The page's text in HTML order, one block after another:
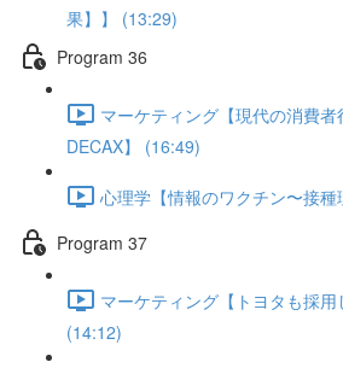
果】】 (13:29)
Program 36
マーケティング【現代の消費
DECAX】 (16:49)
心理学【情報のワクチン〜接
Program 37
マーケティング【トヨタも採用
(14:12)